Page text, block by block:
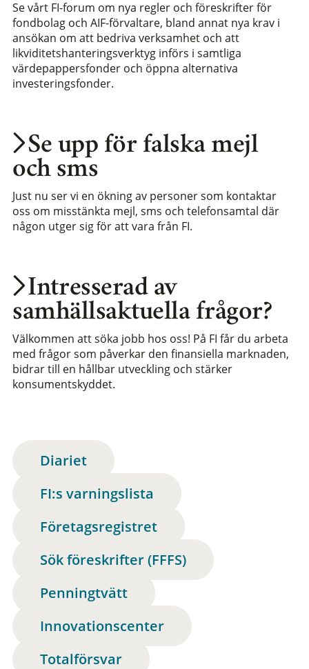
Intresserad av
samhällsaktuella frågor?
Välkommen att söka jobb hos oss! På FI får du arbeta
med frågor som påverkar den finansiella marknaden,
bidrar till en hållbar utveckling och stärker
konsumentskyddet.
Se upp för falska mejl
och sms
Just nu ser vi en ökning av personer som kontaktar
oss om misstänkta mejl, sms och telefonsamtal där
någon utger sig för att vara från FI.
Se vårt FI-forum om nya regler och föreskrifter för
fondbolag och AIF-förvaltare, bland annat nya krav i
ansökan om att bedriva verksamhet och att
likviditetshanteringsverktyg införs i samtliga
värdepappersfonder och öppna alternativa
investeringsfonder.
Diariet
FI:s varningslista
Företagsregistret
Sök föreskrifter (FFFS)
Penningtvätt
Innovationscenter
Totalförsvar